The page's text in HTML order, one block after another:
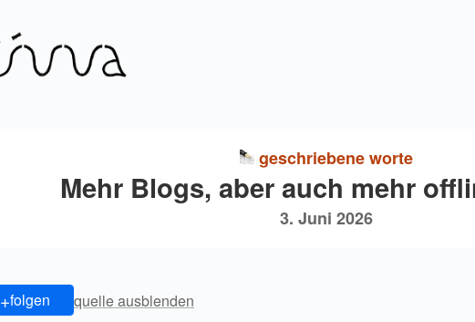
geschriebene worte
Mehr Blogs, aber auch mehr
3. Juni 2026
+folgen quelle ausblenden